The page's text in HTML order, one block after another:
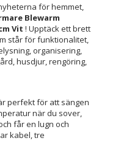
för hemmet,
Blewarm
Vit ! Upptäck ett brett
står för funktionalitet,
organisering,
husdjur, rengöring,
perfekt för att sängen
när du sover,
får en lugn och
kabel, tre